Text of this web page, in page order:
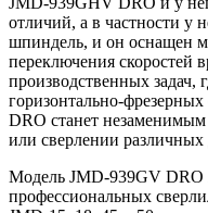
отличий, а в частности у
шпиндель, и он оснащен
переключения скоростей
производственных задач,
горизонтально-
DRO станет
или сверлении различных
Модель JMD-939GV DRO
профессиональных